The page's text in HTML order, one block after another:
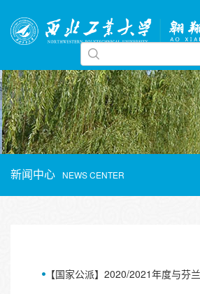
新闻中心 NEWS CENTER
【国家公派】2020/2021年度与芬